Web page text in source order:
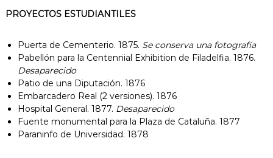
PROYECTOS ESTUDIANTILES
Puerta de Cementerio. 1875. Se conserva una fotografía
Pabellón para la Centennial Exhibition de Filadelfia. 1876.
Desaparecido
Patio de una Diputación. 1876
Embarcadero Real (2 versiones). 1876
Hospital General. 1877. Desaparecido
Fuente monumental para la Plaza de Cataluña. 1877
Paraninfo de Universidad. 1878